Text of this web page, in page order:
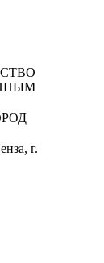
г.